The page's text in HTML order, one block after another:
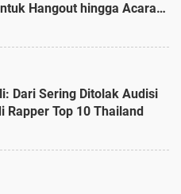
Hangout hingga Acara
Dari Sering Ditolak Audisi
Rapper Top 10 Thailand